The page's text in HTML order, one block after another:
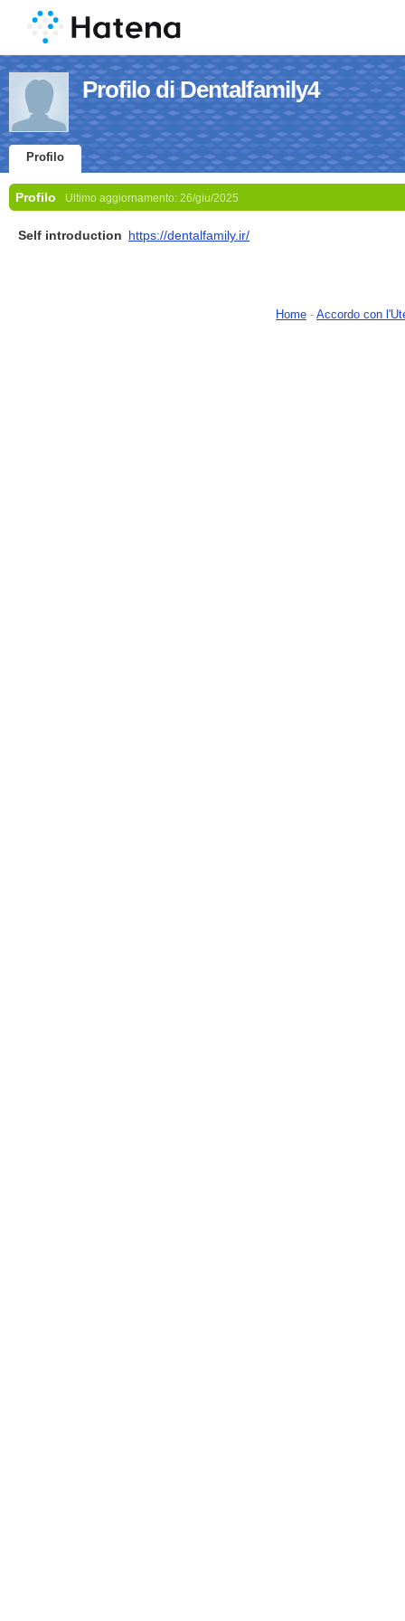
Profilo di Dentalfamily4
Profilo
Profilo Ultimo aggiornamento: 26/giu/2025
Self introduction https://dentalfamily.ir/
Home - Accordo con